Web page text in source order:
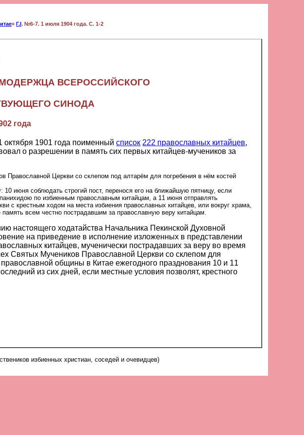
» Г.I. №6-7. 1 июля 1904 года. С. 1-2
ВЕЛИЧЕСТВА САМОДЕРЖЦА ВСЕРОССИЙСКОГО
СИНОДА
22 апреля 1902 года
октября 1901 года поименныйсписок 222 православных китайцев,
Православной Церкви со склепом под алтарём для погребения в нём костей
июня соблюдать строгий пост, перенося его на ближайшую пятницу, если
по избиенным православным китайцам, а 11 июня отправлять
с крестным ходом на места избиения православных китайцев, или вокруг храма,
с пением ирмосов «Волною морскою» и после обычного многолетствия провозглашать вечную память всем честно пострадавшим за православную веру китайцам.
настоящего ходатайства Начальника Пекинской Духовной
на приведение в исполнение изложенных в представлении
китайцев, мученически пострадавших за веру во время
Святых Мучеников Православной Церкви со склепом для
из сих дней, если местные условия позволят, крестного
избиенных христиан, соседей и очевидцев)